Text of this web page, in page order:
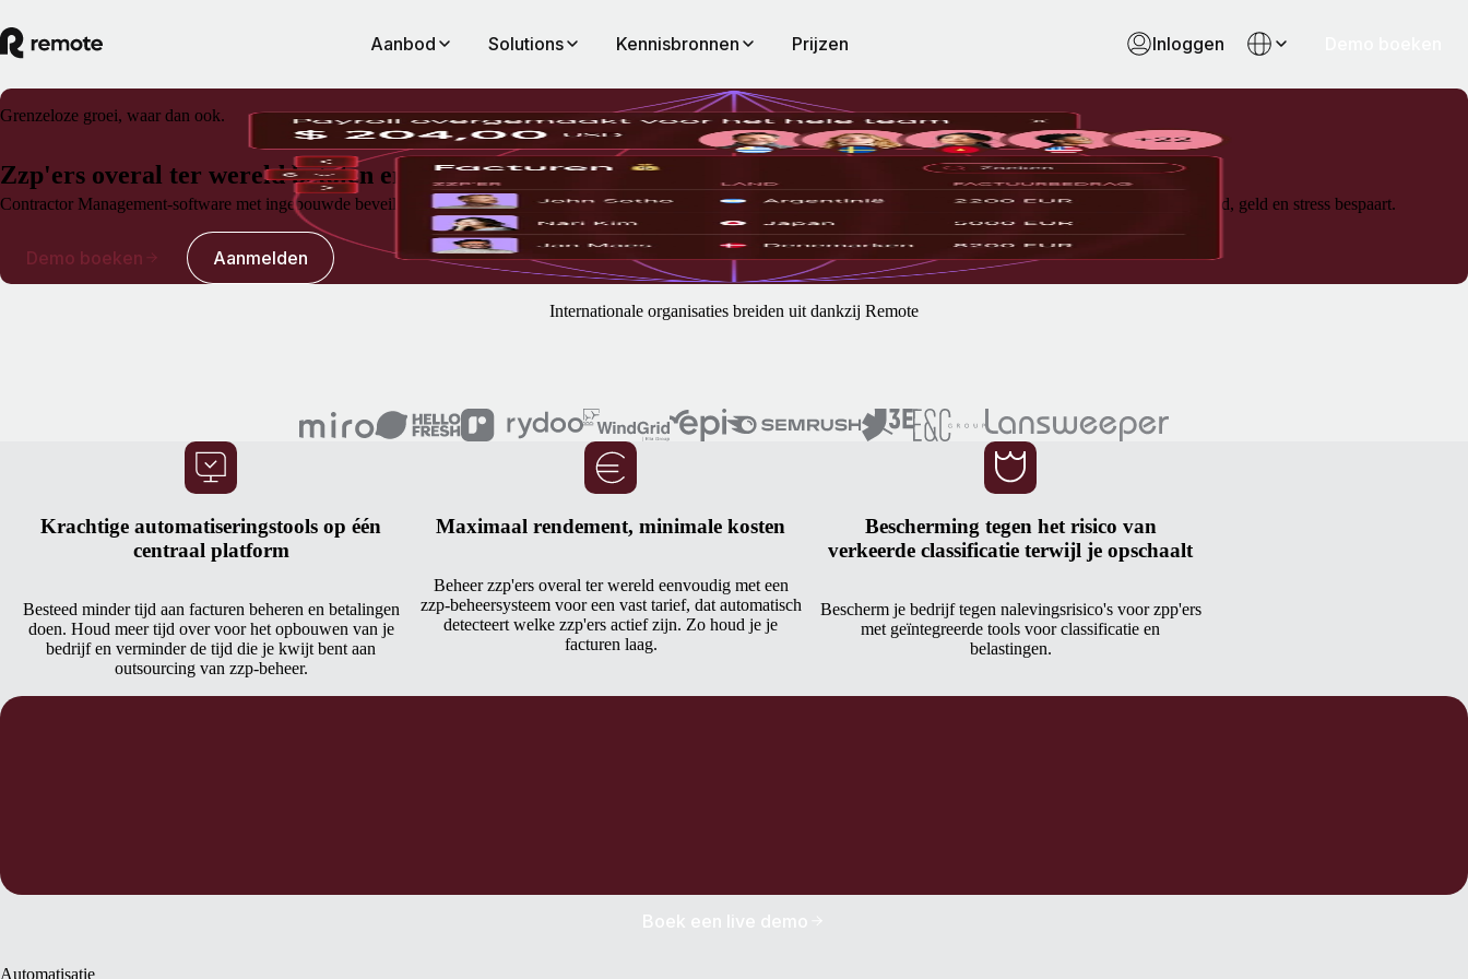
Aanbod Solutions Kennisbronnen Prijzen Inloggen
Grenzeloze groei, waar dan ook.
Zzp'ers overal ter wereld betalen en beheren
Contractor Management-software met ingebouwde beveiliging tegen de risico's van verkeerde classificaties, handige automatiseringen en supersnelle betaalfuncties waarmee je tijd, geld en stress bespaart.
Demo boeken Aanmelden
Internationale organisaties breiden uit dankzij Remote
Krachtige automatiseringstools op één
centraal platform
Besteed minder tijd aan facturen beheren en betalingen
doen. Houd meer tijd over voor het opbouwen van je
bedrijf en verminder de tijd die je kwijt bent aan
outsourcing van zzp-beheer.
Maximaal rendement, minimale kosten
Beheer zzp'ers overal ter wereld eenvoudig met een
zzp-beheersysteem voor een vast tarief, dat automatisch
detecteert welke zzp'ers actief zijn. Zo houd je je
facturen laag.
Bescherming tegen het risico van
verkeerde classificatie terwijl je opschaalt
Bescherm je bedrijf tegen nalevingsrisico's voor zpp'ers
met geïntegreerde tools voor classificatie en
belastingen.
Boek een live demo
Automatisatie